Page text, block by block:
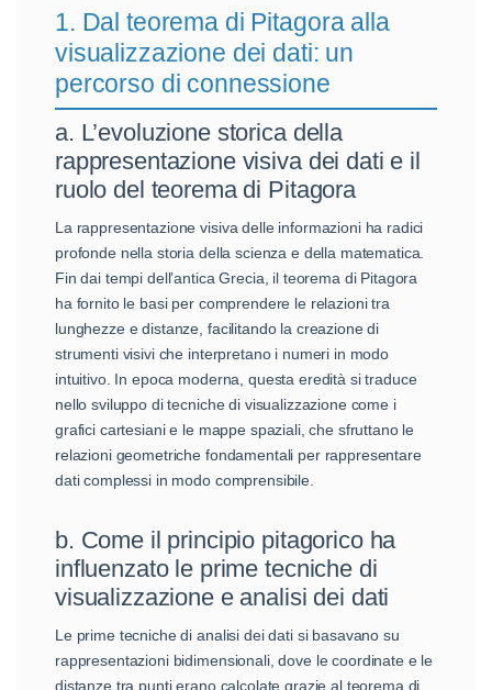
1. Dal teorema di Pitagora alla
visualizzazione dei dati: un
percorso di connessione
a. L’evoluzione storica della
rappresentazione visiva dei dati e il
ruolo del teorema di Pitagora
La rappresentazione visiva delle informazioni ha radici
profonde nella storia della scienza e della matematica.
Fin dai tempi dell’antica Grecia, il teorema di Pitagora
ha fornito le basi per comprendere le relazioni tra
lunghezze e distanze, facilitando la creazione di
strumenti visivi che interpretano i numeri in modo
intuitivo. In epoca moderna, questa eredità si traduce
nello sviluppo di tecniche di visualizzazione come i
grafici cartesiani e le mappe spaziali, che sfruttano le
relazioni geometriche fondamentali per rappresentare
dati complessi in modo comprensibile.
b. Come il principio pitagorico ha
influenzato le prime tecniche di
visualizzazione e analisi dei dati
Le prime tecniche di analisi dei dati si basavano su
rappresentazioni bidimensionali, dove le coordinate e le
distanze tra punti erano calcolate grazie al teorema di